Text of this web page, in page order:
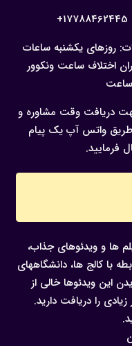
17788462445+
روزهای یکشنبه ساعات
اختلاف ساعت ونکوور
دریافت وقت مشاوره و
طریق واتس آپ یک پیام
فرمایید.
ها و ویدئوهای جذاب،
با کالج ها، دانشگاههای
این ویدئوها خالی از
را دریافت دارید.